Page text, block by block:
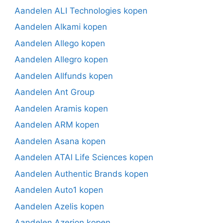
Aandelen ALI Technologies kopen
Aandelen Alkami kopen
Aandelen Allego kopen
Aandelen Allegro kopen
Aandelen Allfunds kopen
Aandelen Ant Group
Aandelen Aramis kopen
Aandelen ARM kopen
Aandelen Asana kopen
Aandelen ATAI Life Sciences kopen
Aandelen Authentic Brands kopen
Aandelen Auto1 kopen
Aandelen Azelis kopen